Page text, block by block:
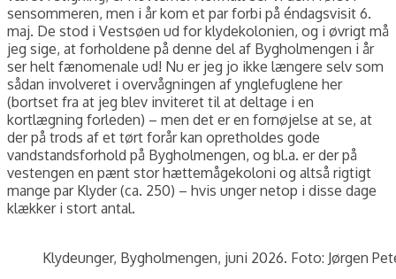
sensommeren, men i år kom et par forbi på éndagsvisit 6.
maj. De stod i Vestsøen ud for klydekolonien, og i øvrigt må
jeg sige, at forholdene på denne del af Bygholmengen i år
ser helt fænomenale ud! Nu er jeg jo ikke længere selv som
sådan involveret i overvågningen af ynglefuglene her
(bortset fra at jeg blev inviteret til at deltage i en
kortlægning forleden) – men det er en fornøjelse at se, at
der på trods af et tørt forår kan opretholdes gode
vandstandsforhold på Bygholmengen, og bl.a. er der på
vestengen en pænt stor hættemågekoloni og altså rigtigt
mange par Klyder (ca. 250) – hvis unger netop i disse dage
klækker i stort antal.
Klydeunger, Bygholmengen, juni 2026. Foto: Jørgen